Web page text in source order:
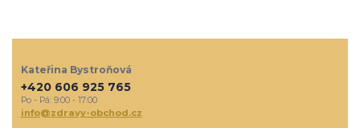
Kateřina Bystroňová
+420 606 925 765
Po - Pá: 9:00 - 17:00
info@zdravy-obchod.cz